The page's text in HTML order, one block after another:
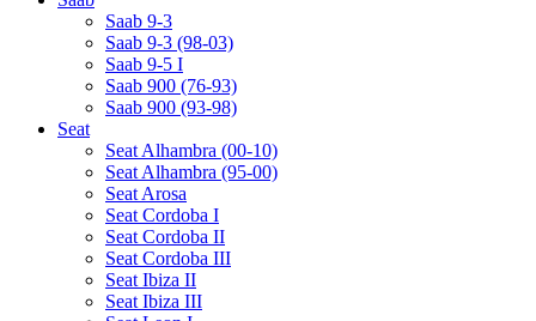
Saab 9-3
Saab 9-3 (98-03)
Saab 9-5 I
Saab 900 (76-93)
Saab 900 (93-98)
Seat
Seat Alhambra (00-10)
Seat Alhambra (95-00)
Seat Arosa
Seat Cordoba I
Seat Cordoba II
Seat Cordoba III
Seat Ibiza II
Seat Ibiza III